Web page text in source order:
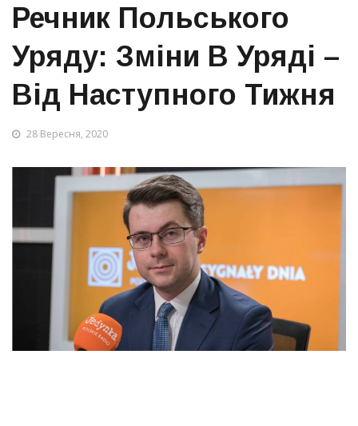
Речник Польського
Уряду: Зміни В Уряді –
Від Наступного Тижня
28 Вересня, 2020